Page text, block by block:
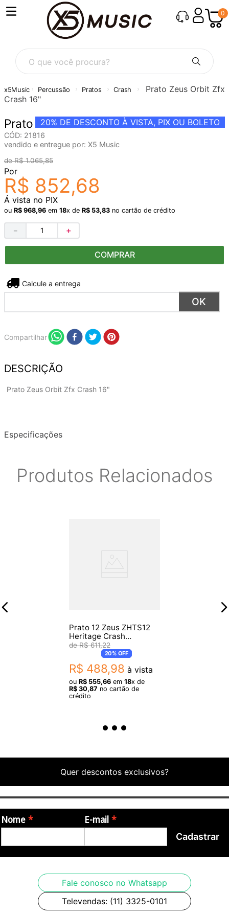
0
O que você procura?
Percussão Pratos Crash
Prato Zeus Orbit Zfx
Crash 16"
20% DE DESCONTO À VISTA, PIX OU BOLETO
Prato Zeus Orbit Zfx Crash 16"
CÓD: 21816
vendido e entregue por: X5 Music
R$ 1.065,85
Por
R$ 852,68
Á vista no PIX
ou R$ 968,96 em 18x de R$ 53,83 no cartão de crédito
＋
－
COMPRAR
Não sei meu CEP
Compartilhar
DESCRIÇÃO
Prato Zeus Orbit Zfx Crash 16"
Especificações
Produtos Relacionados
Prato 12 Zeus ZHTS12
Heritage Crash
Handmade
R$ 611,22
20%OFF
R$ 488,98 à vista
ou R$ 555,66 em 18x de
R$ 30,87 no cartão de
crédito
Quer descontos exclusivos?
Nome E-mail
Cadastrar
Fale conosco no Whatsapp
Televendas: (11) 3325-0101